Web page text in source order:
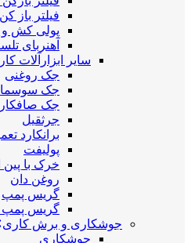
فیلتر باز
پولی کش و
آهنربای
سایر ابزارآلات
جک روغنی
جک
جک
جرثقیل
برانکارد
پولیفت
خرک با پین
روغن دان
گریس پمپ
گریس پمپ
جوشکاری و برش کاری
جوشکاری